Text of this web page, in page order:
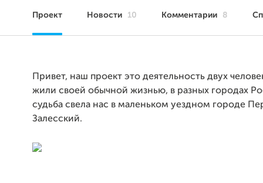
Проект Новости 10 Комментарии 8
Привет, наш проект это деятельность двух
жили своей обычной жизнью, в разных городах
судьба свела нас в маленьком уездном городе
Залесский.